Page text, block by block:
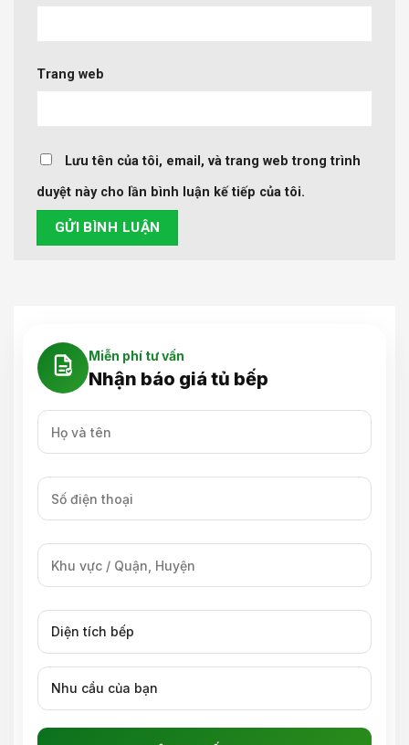
Trang web
Lưu tên của tôi, email, và trang web trong trình
duyệt này cho lần bình luận kế tiếp của tôi.
Miễn phí tư vấn
Nhận báo giá tủ bếp